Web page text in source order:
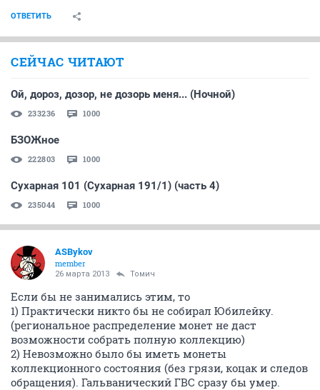
ОТВЕТИТЬ
СЕЙЧАС ЧИТАЮТ
Ой, дороз, дозор, не дозорь меня... (Ночной)
233236 1000
БЗОЖное
222803 1000
Сухарная 101 (Сухарная 191/1) (часть 4)
235044 1000
ASBykov
member
26 марта 2013 Томич
Если бы не занимались этим, то
1) Практически никто бы не собирал Юбилейку.
(региональное распределение монет не даст
возможности собрать полную коллекцию)
2) Невозможно было бы иметь монеты
коллекционного состояния (без грязи, коцак и следов
обращения). Гальванический ГВС сразу бы умер.